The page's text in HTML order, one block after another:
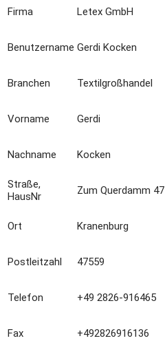
Firma Letex GmbH
Benutzername Gerdi Kocken
Branchen Textilgroßhandel
Vorname Gerdi
Nachname Kocken
Straße,
HausNr
Zum Querdamm 47
Ort Kranenburg
Postleitzahl 47559
Telefon +49 2826-916465
Fax +492826916136